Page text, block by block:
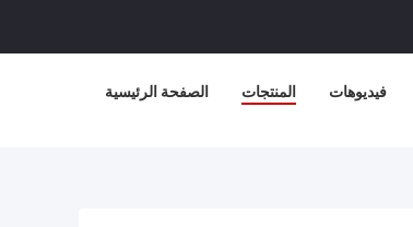
الصفحة الرئيسية المنتجات فيديوهات